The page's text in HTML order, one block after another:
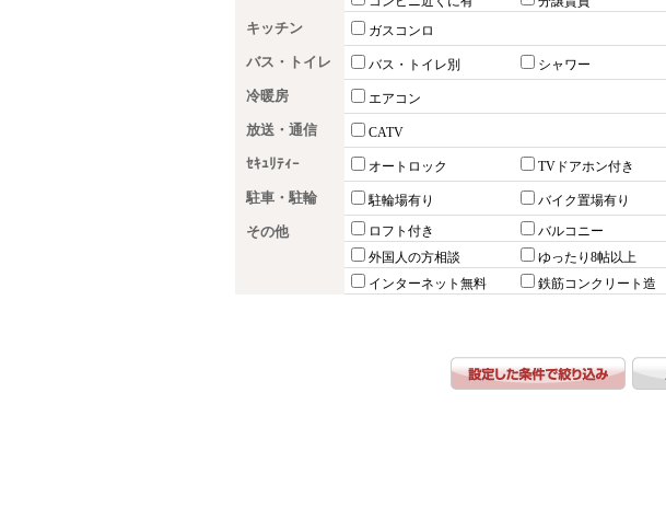
キッチン ガスコンロ
バス・トイレ バス・トイレ別 シャワー
冷暖房 エアコン
放送・通信 CATV
ｾｷｭﾘﾃｨｰ オートロック TVドアホン付き
駐車・駐輪 駐輪場有り バイク置場有り
その他 ロフト付き バルコニー
外国人の方相談
ゆったり8帖以上
インターネット無料
鉄筋コンクリート造